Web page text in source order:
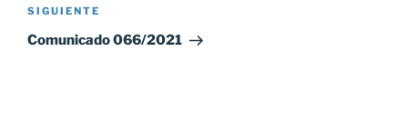
Siguiente
entrada
SIGUIENTE
Comunicado 066/2021